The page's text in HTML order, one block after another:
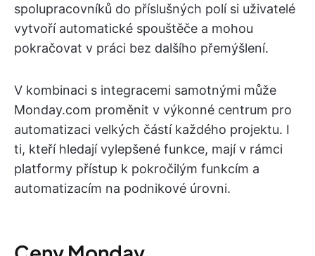
spolupracovníků do příslušných polí si uživatelé
vytvoří automatické spouštěče a mohou
pokračovat v práci bez dalšího přemýšlení.
V kombinaci s integracemi samotnými může
Monday.com proměnit v výkonné centrum pro
automatizaci velkých částí každého projektu. I
ti, kteří hledají vylepšené funkce, mají v rámci
platformy přístup k pokročilým funkcím a
automatizacím na podnikové úrovni.